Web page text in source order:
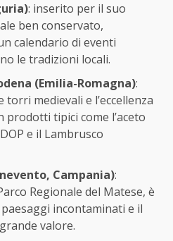
: inserito per il suo
ben conservato,
calendario di eventi
le tradizioni locali.
(Emilia-Romagna):
medievali e l’eccellenza
tipici come l’aceto
e il Lambrusco
Campania):
Regionale del Matese, è
incontaminati e il
valore.